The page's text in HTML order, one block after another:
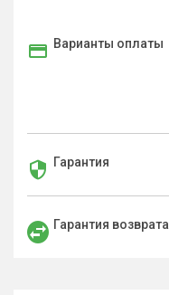
Варианты оплаты
Гарантия
Гарантия возврата